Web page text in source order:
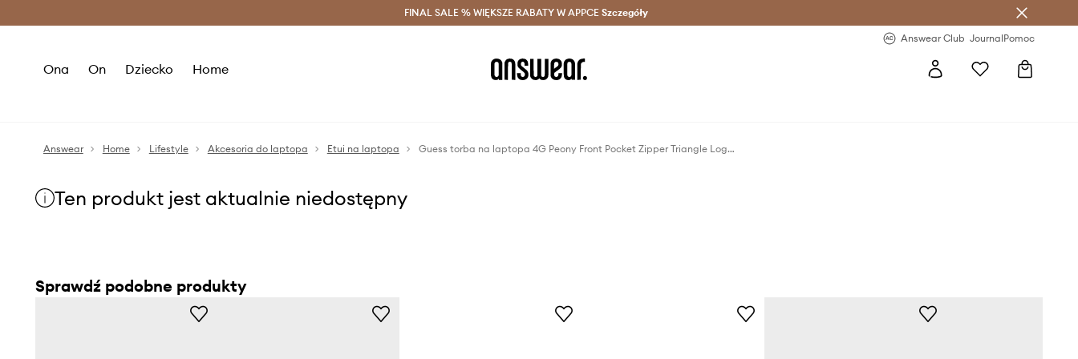
Oszczędzaj z Answear Club > Dostawa nawet w 24h >
FINAL SALE % WIĘKSZE RABATY W APPCE Szczegóły
Answear Club JournalPomoc
Ona On Dziecko Home
Answear Home Lifestyle Akcesoria do laptopa Etui na laptopa Guess torba na laptopa 4G Peony Front Pocket Zipper Triangle Logo 16"
Ten produkt jest aktualnie niedostępny
Sprawdź podobne produkty